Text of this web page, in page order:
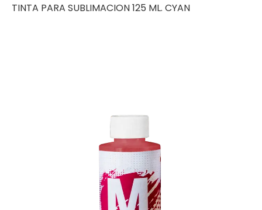
TINTA PARA SUBLIMACION 125 ML. CYAN